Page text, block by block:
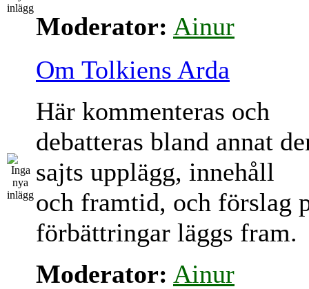
Moderator: Ainur
Om Tolkiens Arda
Här kommenteras och
debatteras bland annat
sajts upplägg, innehåll
och framtid, och förslag
förbättringar läggs fram.
Moderator: Ainur